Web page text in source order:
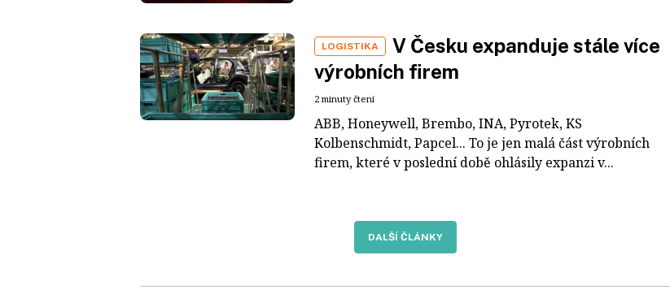
LOGISTIKA
V Česku expanduje stále více
výrobních firem
2 minuty čtení
ABB, Honeywell, Brembo, INA, Pyrotek, KS
Kolbenschmidt, Papcel... To je jen malá část výrobních
firem, které v poslední době ohlásily expanzi v...
DALŠÍ ČLÁNKY